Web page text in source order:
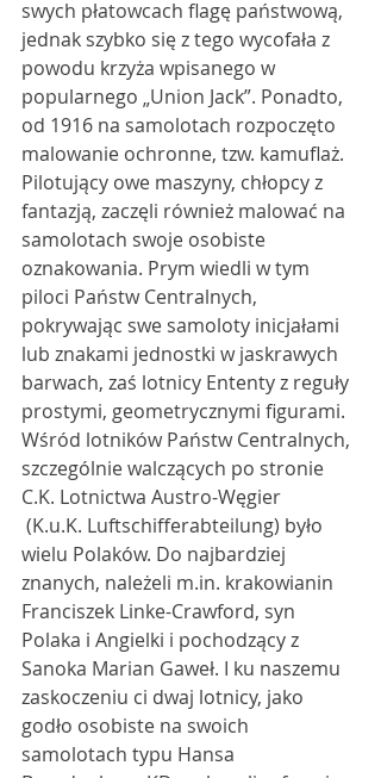
swych płatowcach flagę państwową,
jednak szybko się z tego wycofała z
powodu krzyża wpisanego w
popularnego „Union Jack”. Ponadto,
od 1916 na samolotach rozpoczęto
malowanie ochronne, tzw. kamuflaż.
Pilotujący owe maszyny, chłopcy z
fantazją, zaczęli również malować na
samolotach swoje osobiste
oznakowania. Prym wiedli w tym
piloci Państw Centralnych,
pokrywając swe samoloty inicjałami
lub znakami jednostki w jaskrawych
barwach, zaś lotnicy Ententy z reguły
prostymi, geometrycznymi figurami.
Wśród lotników Państw Centralnych,
szczególnie walczących po stronie
C.K. Lotnictwa Austro-Węgier
wielu Polaków. Do najbardziej
znanych, należeli m.in. krakowianin
Franciszek Linke-Crawford, syn
Polaka i Angielki i pochodzący z
Sanoka Marian Gaweł. I ku naszemu
zaskoczeniu ci dwaj lotnicy, jako
godło osobiste na swoich
samolotach typu Hansa